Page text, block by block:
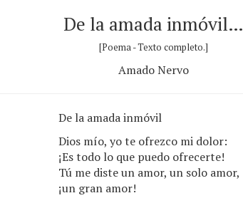
De la amada inmóvil…
[Poema - Texto completo.]
Amado Nervo
De la amada inmóvil
Dios mío, yo te ofrezco mi dolor:
¡Es todo lo que puedo ofrecerte!
Tú me diste un amor, un solo amor,
¡un gran amor!